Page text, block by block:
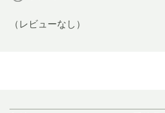
（レビューなし）